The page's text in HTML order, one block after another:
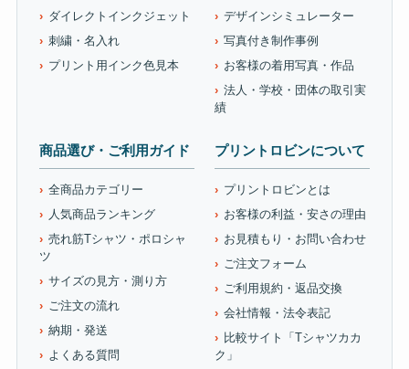
ダイレクトインクジェット
刺繍・名入れ
プリント用インク色見本
デザインシミュレーター
写真付き制作事例
お客様の着用写真・作品
法人・学校・団体の取引実
績
商品選び・ご利用ガイド
全商品カテゴリー
人気商品ランキング
売れ筋Tシャツ・ポロシャ
ツ
サイズの見方・測り方
ご注文の流れ
納期・発送
よくある質問
プリントロビンについて
プリントロビンとは
お客様の利益・安さの理由
お見積もり・お問い合わせ
ご注文フォーム
ご利用規約・返品交換
会社情報・法令表記
比較サイト「Tシャツカカ
ク」